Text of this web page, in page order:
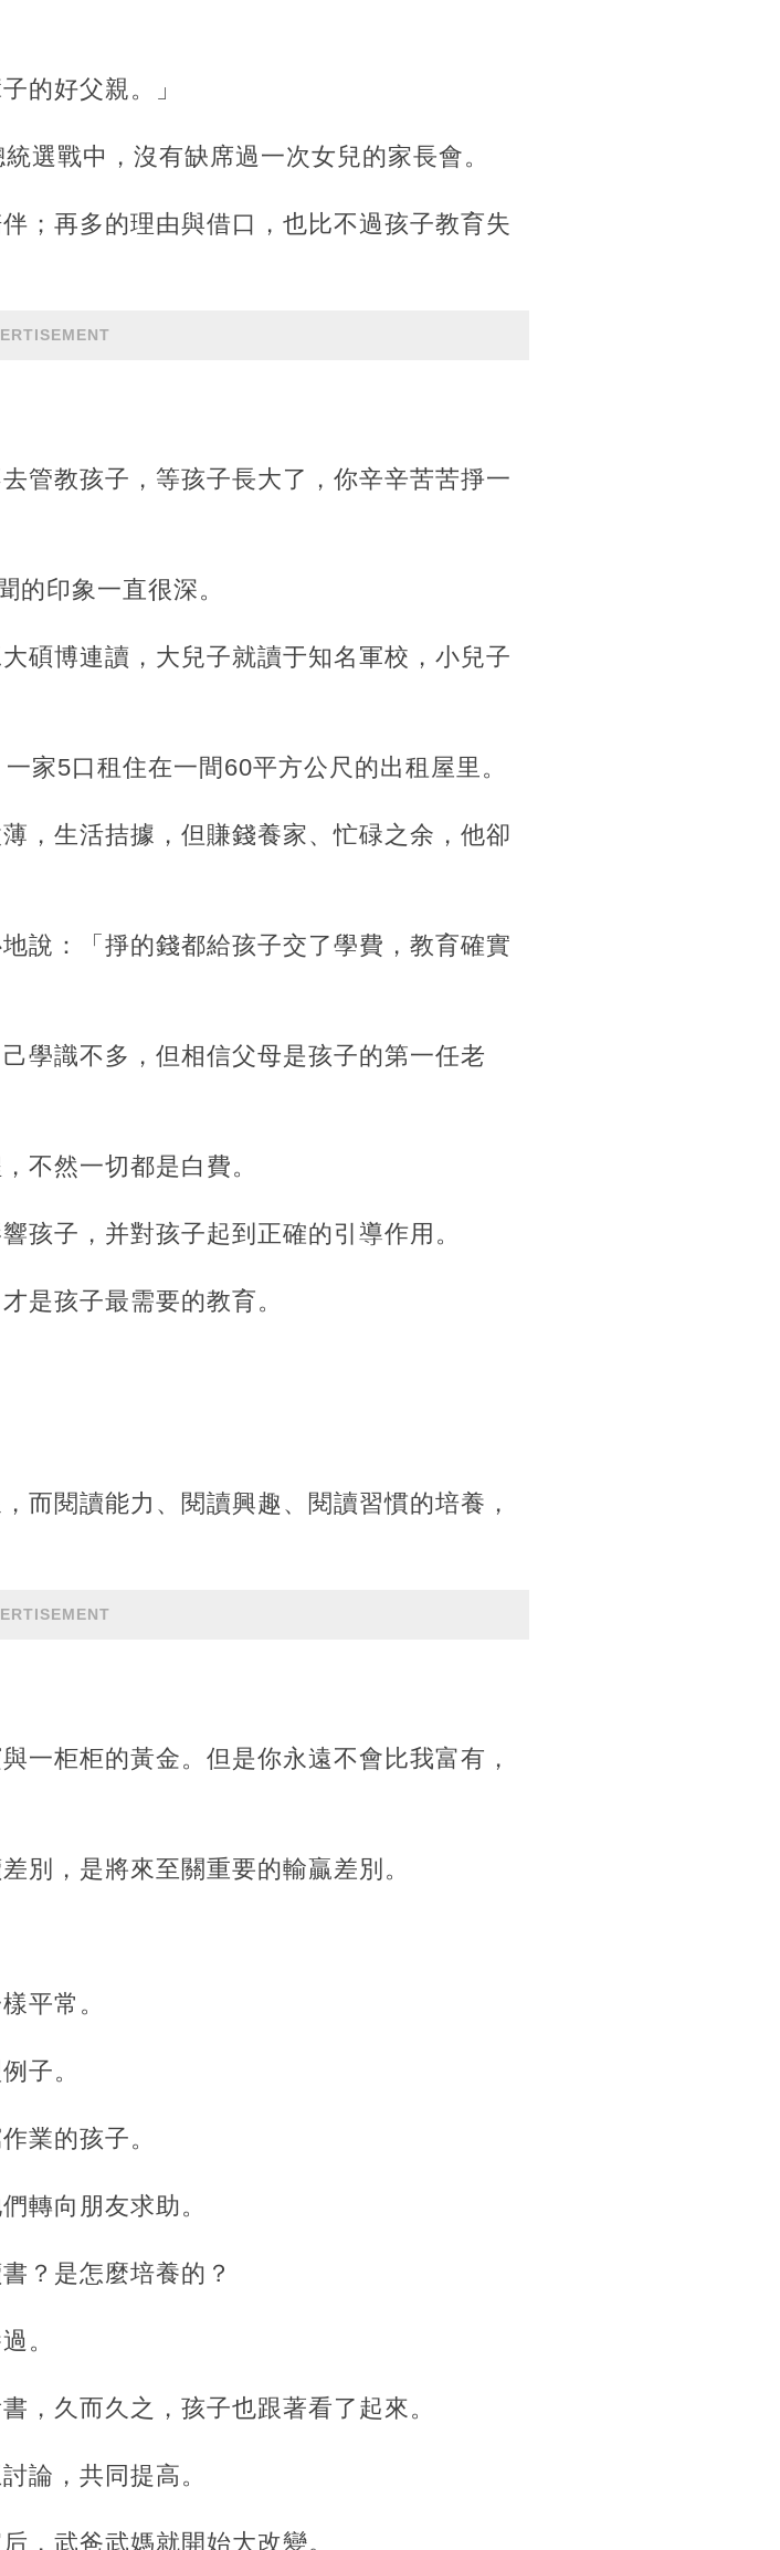
的好父親。」
選戰中，沒有缺席過一次女兒的家長會。
；再多的理由與借口，也比不過孩子教育失
管教孩子，等孩子長大了，你辛辛苦苦掙一
的印象一直很深。
碩博連讀，大兒子就讀于知名軍校，小兒子
家5口租住在一間60平方公尺的出租屋里。
，生活拮據，但賺錢養家、忙碌之余，他卻
說：「掙的錢都給孩子交了學費，教育確實
學識不多，但相信父母是孩子的第一任老
不然一切都是白費。
孩子，并對孩子起到正確的引導作用。
是孩子最需要的教育。
而閱讀能力、閱讀興趣、閱讀習慣的培養，
一柜柜的黃金。但是你永遠不會比我富有，
別，是將來至關重要的輸贏差別。
平常。
子。
業的孩子。
轉向朋友求助。
？是怎麼培養的？
。
，久而久之，孩子也跟著看了起來。
論，共同提高。
，武爸武媽就開始大改變。